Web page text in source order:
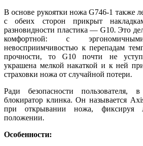
В основе рукоятки ножа G746-1 также
с обеих сторон прикрыт
разновидности пластика — G10. Это
комфортной: с
невосприимчивостью к перепадам
прочности, то G10 почти не
украшена мелкой накаткой и к ней
страховки ножа от случайной потери.
Ради безопасности пользователя,
блокиратор клинка. Он называется
при открывании ножа, фиксируя
положении.
Особенности: